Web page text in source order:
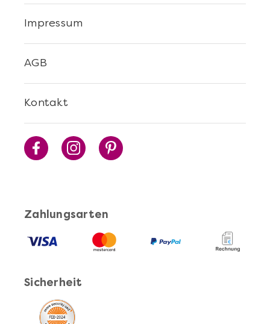
Zahlungsarten
Sicherheit
Kontakt
AGB
Impressum